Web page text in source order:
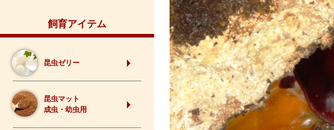
飼育アイテム
昆虫ゼリー
昆虫マット
成虫・幼虫用